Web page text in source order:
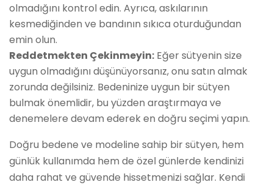
olmadığını kontrol edin. Ayrıca, askılarının
kesmediğinden ve bandının sıkıca oturduğundan
emin olun.
Reddetmekten Çekinmeyin: Eğer sütyenin size
uygun olmadığını düşünüyorsanız, onu satın almak
zorunda değilsiniz. Bedeninize uygun bir sütyen
bulmak önemlidir, bu yüzden araştırmaya ve
denemelere devam ederek en doğru seçimi yapın.
Doğru bedene ve modeline sahip bir sütyen, hem
günlük kullanımda hem de özel günlerde kendinizi
daha rahat ve güvende hissetmenizi sağlar. Kendi